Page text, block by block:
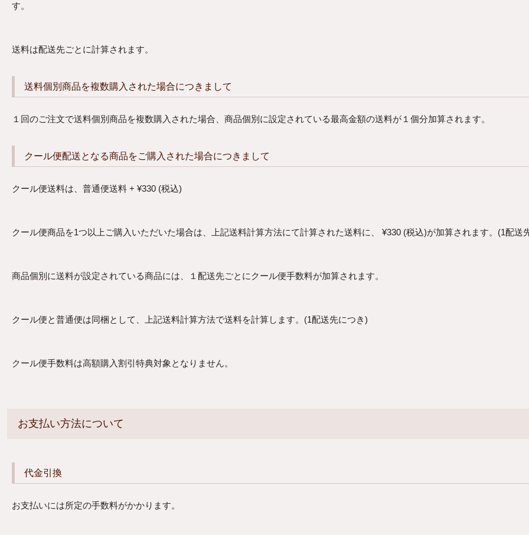
す。
送料は配送先ごとに計算されます。
送料個別商品を複数購入された場合につきまして
１回のご注文で送料個別商品を複数購入された場合、商品個別に設定されている最高金額の送料が１個分加算されます。
クール便配送となる商品をご購入された場合につきまして
クール便送料は、普通便送料 + ¥330 (税込)
クール便商品を1つ以上ご購入いただいた場合は、上記送料計算方法にて計算された送料に、 ¥330 (税込)が加算されます。(1配送
商品個別に送料が設定されている商品には、１配送先ごとにクール便手数料が加算されます。
クール便と普通便は同梱として、上記送料計算方法で送料を計算します。(1配送先につき)
クール便手数料は高額購入割引特典対象となりません。
お支払い方法について
代金引換
お支払いには所定の手数料がかかります。